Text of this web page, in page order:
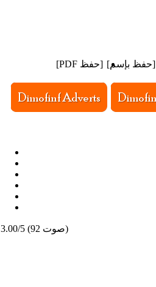
[حفظ بإسم]
[حفظ PDF ]
3.00/5 (92 صوت)